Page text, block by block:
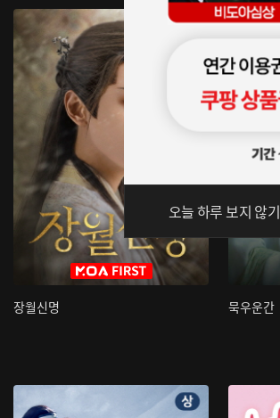
장월신명 묵우운간
오늘 하루 보지 않기